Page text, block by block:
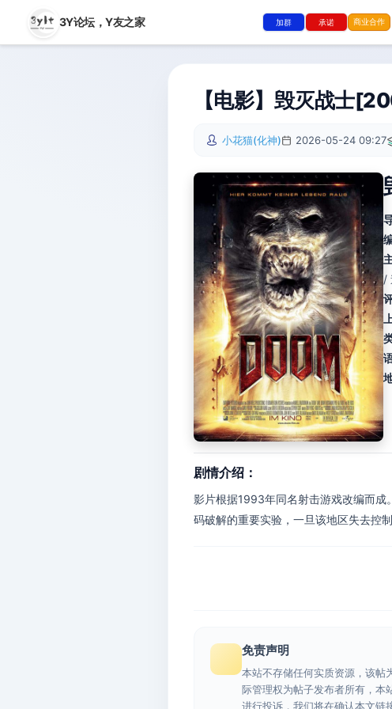
3Y论坛，Y友之家 加群 承诺 商业合作
【电影】毁灭战士
小花猫(化神) 2026-05-24 09:27
/
剧情介绍：
影片根据1993年同名射击游戏改编而成
码破解的重要实验，一旦该地区失去控
免责声明
本站不存储任何实质资源，该帖
际管理权为帖子发布者所有，本
进行投诉，我们将在确认本文链